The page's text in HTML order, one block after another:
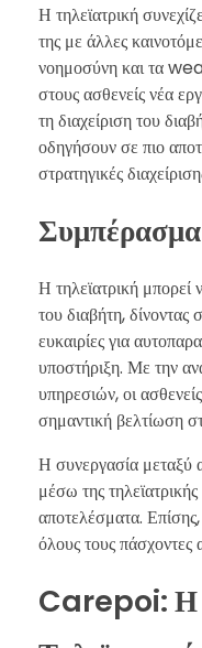
Η τηλεϊατρική
της με άλλες
νοημοσύνη και τα
στους ασθενείς νέα
τη διαχείριση του
οδηγήσουν σε πιο
στρατηγικές
Συμπέρασμα
Η τηλεϊατρική μπορεί
του διαβήτη, δίνοντας
ευκαιρίες για
υποστήριξη. Με την
υπηρεσιών, οι
σημαντική βελτίωση
Η συνεργασία μεταξύ
μέσω της
αποτελέσματα.
όλους τους πάσχοντες
Carepoi: Η